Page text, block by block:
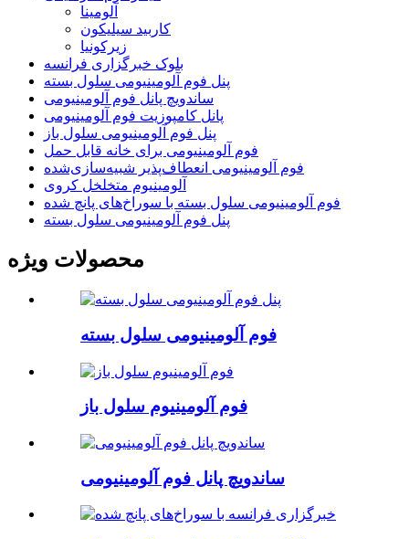
آلومینا
کاربید سیلیکون
زیرکونیا
بلوک خبرگزاری فرانسه
پنل فوم آلومینیومی سلول بسته
ساندویچ پانل فوم آلومینیومی
پانل کامپوزیت فوم آلومینیومی
پنل فوم آلومینیومی سلول باز
فوم آلومینیومی برای خانه قابل حمل
فوم آلومینیومی انعطاف‌پذیر شبیه‌سازی‌شده
آلومینیوم متخلخل کروی
فوم آلومینیومی سلول بسته با سوراخ‌های پانچ شده
پنل فوم آلومینیومی سلول بسته
محصولات ویژه
فوم آلومینیومی سلول بسته
فوم آلومینیوم سلول باز
ساندویچ پانل فوم آلومینیومی